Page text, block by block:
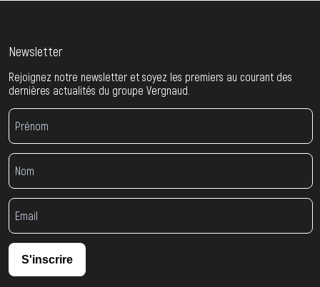
Newsletter
Rejoignez notre newsletter et soyez les premiers au courant des
dernières actualités du groupe Vergnaud.
S'inscrire